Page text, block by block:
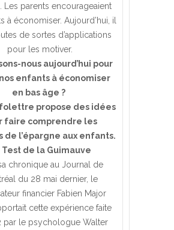
Les parents encourageaient
à économiser. Aujourd’hui, il
de sortes d’applications
pour les motiver.
nous aujourd’hui pour
enfants à économiser
en bas âge ?
propose des idées
faire comprendre les
de l’épargne aux enfants.
Test de la Guimauve
chronique au Journal de
du 28 mai dernier, le
financier Fabien Major
cette expérience faite
par le psychologue Walter